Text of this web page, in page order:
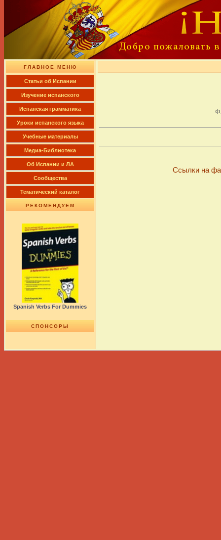
ГЛАВНОЕ МЕНЮ
Cтатьи об Испании
Изучение испанского
Испанская грамматика
Уроки испанского языка
Учебные материалы
Медиа-Библиотека
Об Испании и ЛА
Сообщества
Тематический каталог
РЕКОМЕНДУЕМ
Spanish Verbs For Dummies
СПОНСОРЫ
Ссылки на